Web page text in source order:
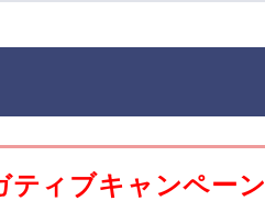
ティブキャンペーン